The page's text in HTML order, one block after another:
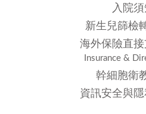
入院須
新生兒篩檢
海外保險直接
Insurance &
幹細胞衛
資訊安全與